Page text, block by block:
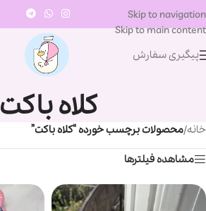
Skip to navigation
Skip to main content
پیگیری سفارش
کلاه باکت
خانه/محصولات برچسب خورده “کلاه باکت”
مشاهده فیلترها